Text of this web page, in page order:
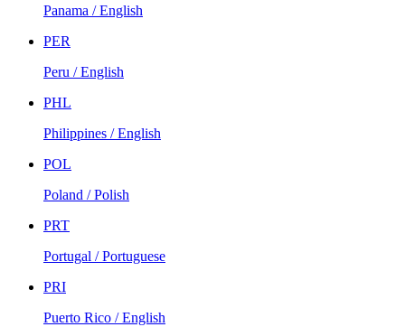
Panama / English
PER
Peru / English
PHL
Philippines / English
POL
Poland / Polish
PRT
Portugal / Portuguese
PRI
Puerto Rico / English